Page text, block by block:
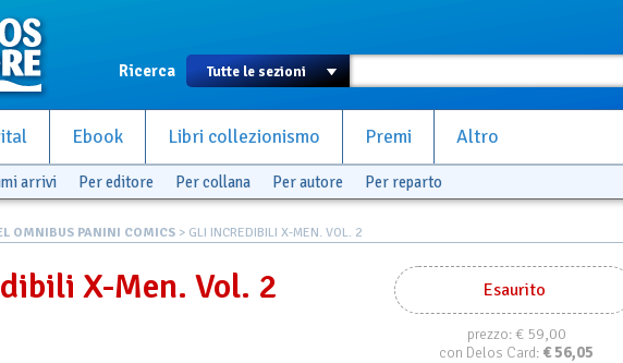
Ricerca
Ebook Libri collezionismo Premi Altro
arrivi Per editore Per collana Per autore Per reparto
OMNIBUS PANINI COMICS > GLI INCREDIBILI X-MEN. VOL. 2
Esaurito
prezzo:€ 59,00
con Delos Card: €56,05
X-Men. Vol. 2